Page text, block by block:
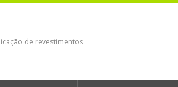
de revestimentos